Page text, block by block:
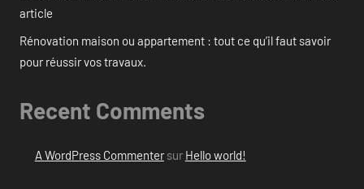
article
Rénovation maison ou appartement : tout ce qu’il faut savoir
pour réussir vos travaux.
Recent Comments
A WordPress Commentersur Hello world!